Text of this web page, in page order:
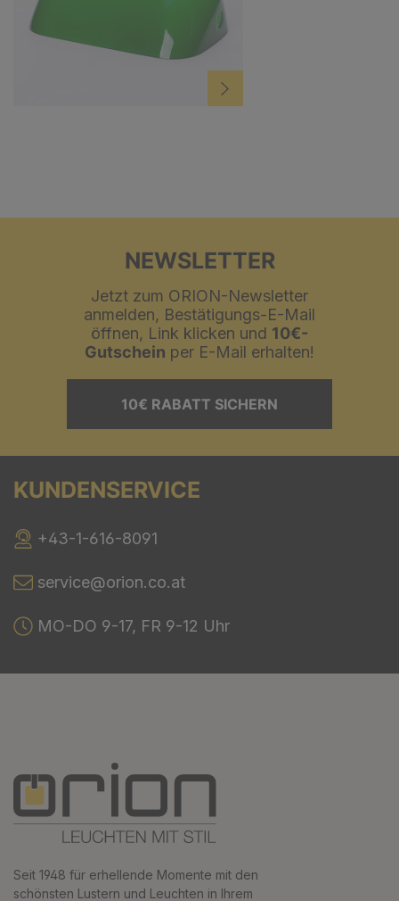
NEWSLETTER
Jetzt zum ORION-Newsletter
anmelden, Bestätigungs-E-Mail
öffnen, Link klicken und 10€-
Gutschein per E-Mail erhalten!
10€ RABATT SICHERN
KUNDENSERVICE
+43-1-616-8091
service@orion.co.at
MO-DO 9-17, FR 9-12 Uhr
Seit 1948 für erhellende Momente mit den
schönsten Lustern und Leuchten in Ihrem